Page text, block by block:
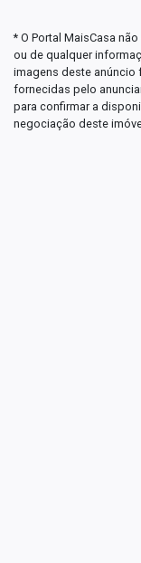
* O Portal MaisCasa
ou de qualquer
imagens deste anúncio
fornecidas pelo
para confirmar a
negociação deste